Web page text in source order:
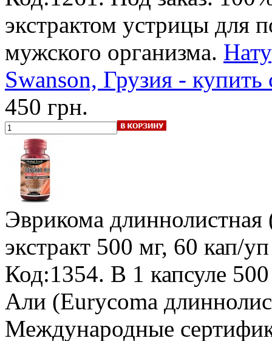
экстрактом устрицы для
мужского организма.
Swanson, Грузия - купить
450 грн.
Эврикома длиннолистная
экстракт 500 мг, 60 кап/уп
Код:1354. В 1 капсуле
Али (Eurycoma
Международные